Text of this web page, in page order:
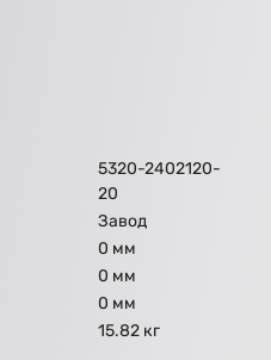
5320-2402120-
20
Завод
0 мм
0 мм
0 мм
15.82 кг